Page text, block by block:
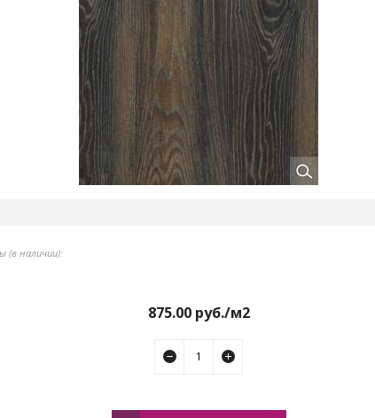
(в наличии):
875.00руб./м2